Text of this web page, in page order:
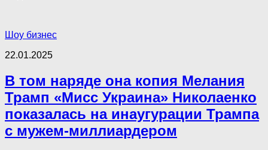
Шоу бизнес
22.01.2025
В том наряде она копия Мелания
Трамп «Мисс Украина» Николаенко
показалась на инаугурации Трампа
с мужем-миллиардером